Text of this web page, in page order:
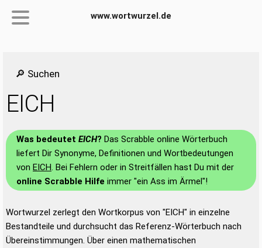
www.wortwurzel.de
🔎 Suchen
EICH
Was bedeutet EICH? Das Scrabble online Wörterbuch
liefert Dir Synonyme, Definitionen und Wortbedeutungen
von EICH. Bei Fehlern oder in Streitfällen hast Du mit der
online Scrabble Hilfe immer "ein Ass im Ärmel"!
Wortwurzel zerlegt den Wortkorpus von "EICH" in einzelne
Bestandteile und durchsucht das Referenz-Wörterbuch nach
Übereinstimmungen. Über einen mathematischen